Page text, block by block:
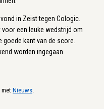
in Zeist tegen Cologic.
een leuke wedstrijd om
goede kant van de score.
worden ingegaan.
Nieuws